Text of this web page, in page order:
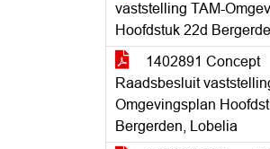
vaststelling TAM-
Hoofdstuk 22d
1402891 Concept
Raadsbesluit
Omgevingsplan
Bergerden, Lobelia